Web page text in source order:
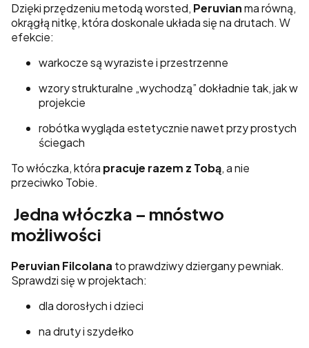
Dzięki przędzeniu metodą worsted, Peruvianma równą,
okrągłą nitkę, która doskonale układa się na drutach. W
efekcie:
warkocze są wyraziste i przestrzenne
wzory strukturalne „wychodzą” dokładnie tak, jak w
projekcie
robótka wygląda estetycznie nawet przy prostych
ściegach
To włóczka, która pracuje razem z Tobą, a nie
przeciwko Tobie.
Jedna włóczka – mnóstwo
możliwości
Peruvian Filcolana to prawdziwy dziergany pewniak.
Sprawdzi się w projektach:
dla dorosłych i dzieci
na druty i szydełko